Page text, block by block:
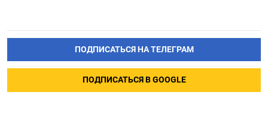
ПОДПИСАТЬСЯ НА ТЕЛЕГРАМ
ПОДПИСАТЬСЯ В GOOGLE